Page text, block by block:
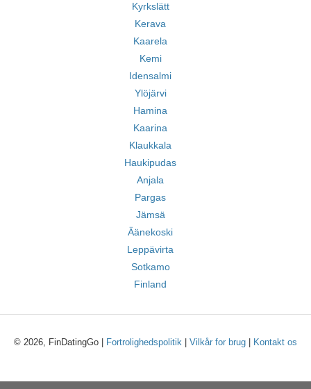
Kyrkslätt
Kerava
Kaarela
Kemi
Idensalmi
Ylöjärvi
Hamina
Kaarina
Klaukkala
Haukipudas
Anjala
Pargas
Jämsä
Äänekoski
Leppävirta
Sotkamo
Finland
© 2026, FinDatingGo | Fortrolighedspolitik Vilkår for brug Kontakt os